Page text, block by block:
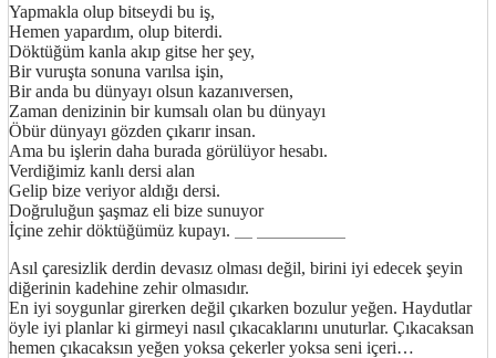
Yapmakla olup bitseydi bu iş,
Hemen yapardım, olup biterdi.
Döktüğüm kanla akıp gitse her şey,
Bir vuruşta sonuna varılsa işin,
Bir anda bu dünyayı olsun kazanıversen,
Zaman denizinin bir kumsalı olan bu dünyayı
Öbür dünyayı gözden çıkarır insan.
Ama bu işlerin daha burada görülüyor hesabı.
Verdiğimiz kanlı dersi alan
Gelip bize veriyor aldığı dersi.
Doğruluğun şaşmaz eli bize sunuyor
İçine zehir döktüğümüz kupayı.
Asıl çaresizlik derdin devasız olması değil, birini iyi edecek şeyin
diğerinin kadehine zehir olmasıdır.
En iyi soygunlar girerken değil çıkarken bozulur yeğen. Haydutlar
öyle iyi planlar ki girmeyi nasıl çıkacaklarını unuturlar. Çıkacaksan
hemen çıkacaksın yeğen yoksa çekerler yoksa seni içeri…